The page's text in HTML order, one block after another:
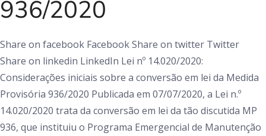
936/2020
Share on facebook Facebook Share on twitter Twitter
Share on linkedin LinkedIn Lei nº 14.020/2020:
Considerações iniciais sobre a conversão em lei da Medida
Provisória 936/2020 Publicada em 07/07/2020, a Lei n.º
14.020/2020 trata da conversão em lei da tão discutida MP
936, que instituiu o Programa Emergencial de Manutenção